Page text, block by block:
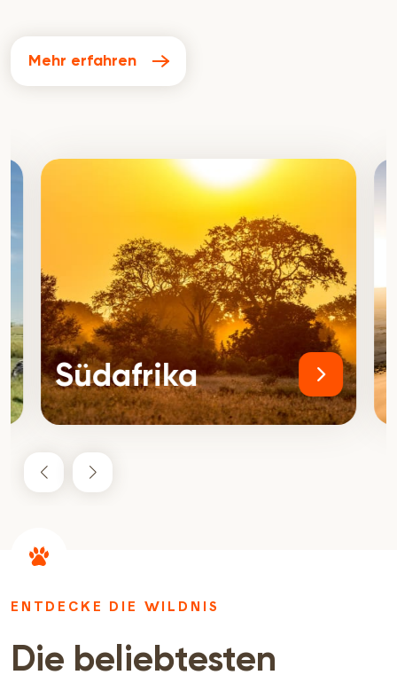
Mehr erfahren
Südafrika
ENTDECKE DIE WILDNIS
Die beliebtesten